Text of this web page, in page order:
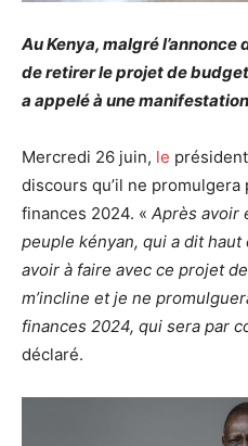
Au Kenya, malgré l’annonce
de retirerle projet de
a appelé à une
Mercredi 26 juin, le
discours qu’il ne
finances 2024. « Après avoir
peuple kényan, qui a dit
avoir à faire avec ce projet
m’incline et je ne
finances 2024, qui sera par
déclaré.